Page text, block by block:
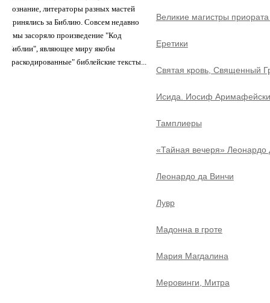
сознание, литераторы разных мастей
принялись за Библию. Совсем недавно
умы засоряло произведение "Код
Библии", являющее миру якобы
"раскодированные" библейские тексты...
Великие магистры
Еретики
Святая кровь, Священный
Исида. Иосиф
Тамплиеры
«Тайная вечеря» Леонардо
Леонардо да Винчи
Лувр
Мадонна в гроте
Мария Магдалина
Меровинги, Митра